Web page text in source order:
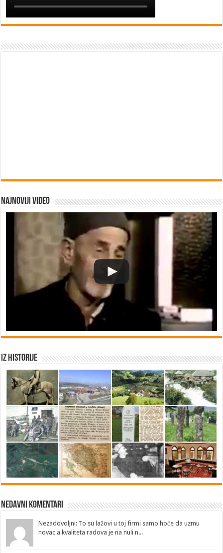
Najnoviji video
Iz historije
Nedavni Komentari
Nezadovoljni: To su lažovi u toj firmi samo hoće da uzmu
novac a kvaliteta radova je na nuli n...